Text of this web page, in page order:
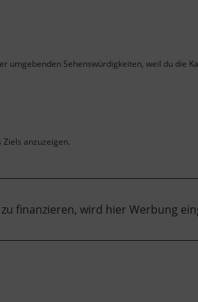
umgebenden Sehenswürdigkeiten, weil du die
anzuzeigen.
finanzieren, wird hier Werbung